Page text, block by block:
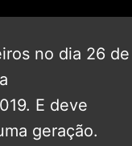
no dia 26 de
E deve
geração.